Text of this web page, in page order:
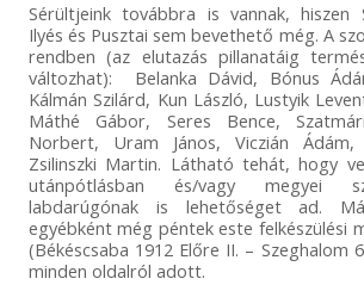
Sérültjeink továbbra is vannak, hiszen
Ilyés és Pusztai sem bevethető még. A
rendben (az elutazás pillanatáig
változhat): Belanka Dávid, Bónus
Kálmán Szilárd, Kun László, Lustyik
Máthé Gábor, Seres Bence,
Norbert, Uram János, Viczián Ádám,
Zsilinszki Martin. Látható tehát, hogy
utánpótlásban és/vagy megyei
labdarúgónak is lehetőséget ad.
egyébként még péntek este felkészülési
(Békéscsaba 1912 Előre II. – Szeghalom
minden oldalról adott.